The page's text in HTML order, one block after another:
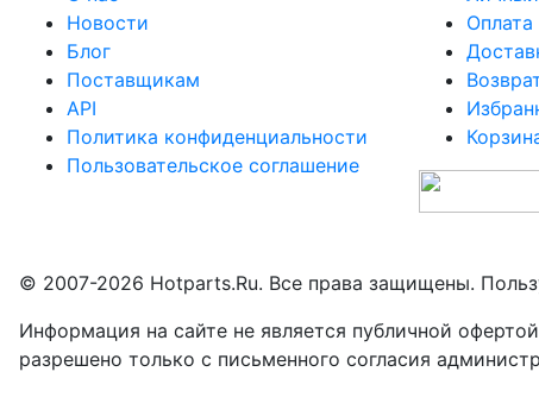
Новости
Блог
Поставщикам
API
Политика конфиденциальности
Пользовательское соглашение
Оплата
© 2007-2026 Hotparts.Ru. Все права защищены.
Информация на сайте не является публичной
разрешено только с письменного согласия